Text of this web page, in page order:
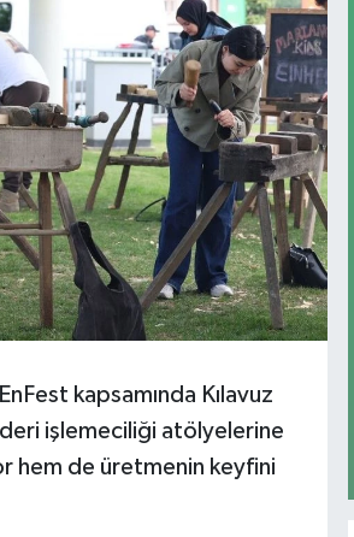
kapsamında Kılavuz
deri işlemeciliği atölyelerine
hem de üretmenin keyfini